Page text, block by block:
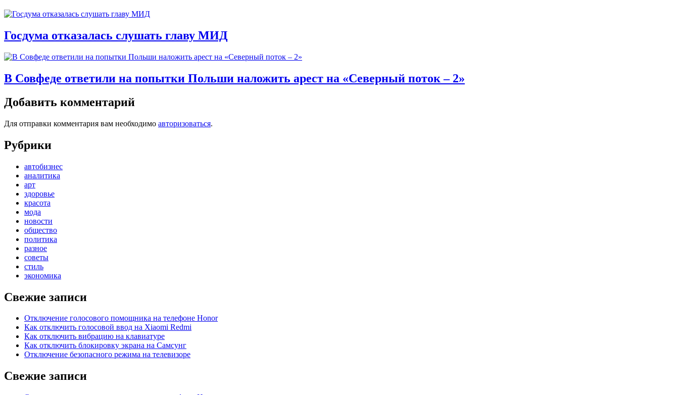
Госдума отказалась слушать главу МИД
В Совфеде ответили на попытки Польши наложить арест на «Северный поток – 2»
Добавить комментарий
Для отправки комментария вам необходимо авторизоваться.
Рубрики
автобизнес
аналитика
арт
здоровье
красота
мода
новости
общество
политика
разное
советы
стиль
экономика
Свежие записи
Отключение голосового помощника на телефоне Honor
Как отключить голосовой ввод на Xiaomi Redmi
Как отключить вибрацию на клавиатуре
Как отключить блокировку экрана на Самсунг
Отключение безопасного режима на телевизоре
Свежие записи